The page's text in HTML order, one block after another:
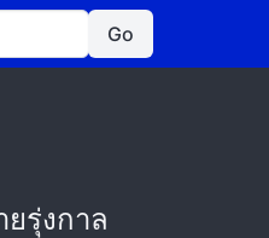
Go
รุ่งกาล